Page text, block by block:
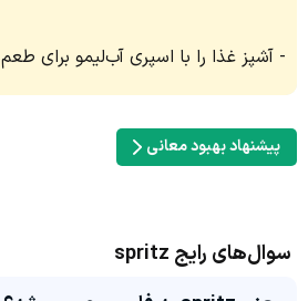
آشپز غذا را با اسپری آب‌لیمو برای
پیشنهاد بهبود معانی
سوال‌های رایج spritz